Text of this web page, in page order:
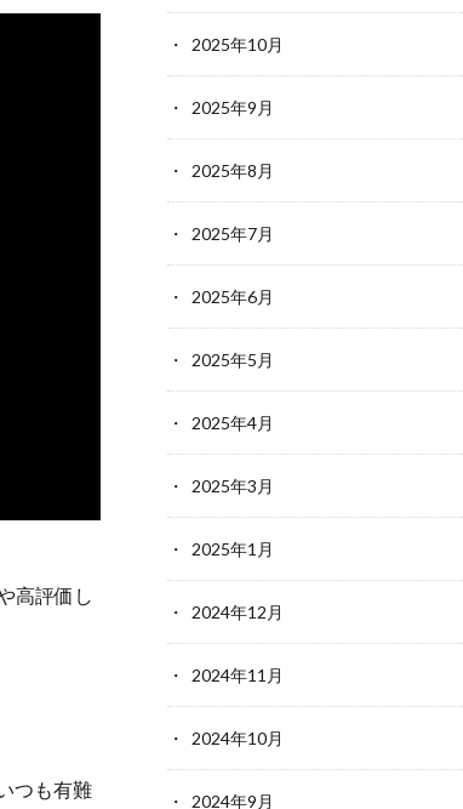
高評価し
つも有難
2025年10月
2025年9月
2025年8月
2025年7月
2025年6月
2025年5月
2025年4月
2025年3月
2025年1月
2024年12月
2024年11月
2024年10月
2024年9月